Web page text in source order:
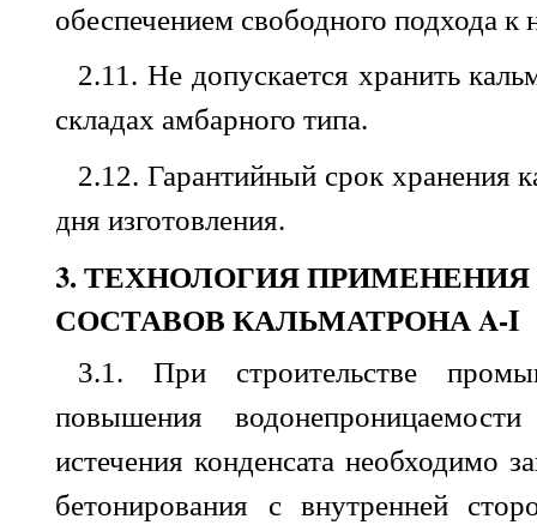
обеспечением свободного подхода к
2.11.Не допускается хранить
складах амбарного типа.
2.12.Гарантийный срок хранения
дня изготовления.
3. ТЕХНОЛОГИЯ
СОСТАВОВ КАЛЬМАТРОНА A-I
3.1. При строительстве
повышения
водонепроницаемости
истечения конденсата необходимо
бетонирования
с внутренней